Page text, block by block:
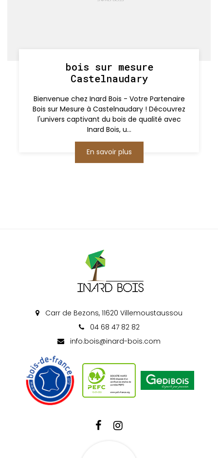
bois sur mesure
Castelnaudary
Bienvenue chez Inard Bois - Votre Partenaire
Bois sur Mesure à Castelnaudary ! Découvrez
l'univers captivant du bois de qualité avec
Inard Bois, u...
En savoir plus
Carr de Bezons, 11620 Villemoustaussou
04 68 47 82 82
info.bois@inard-bois.com